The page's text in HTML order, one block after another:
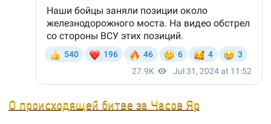
О происходящей битве за Часов Яр